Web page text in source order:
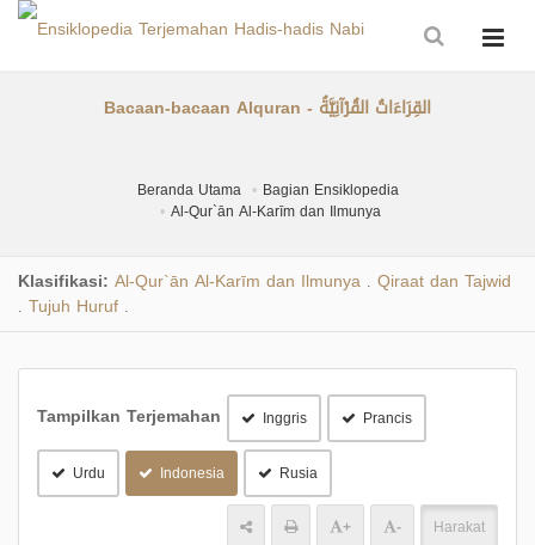
Bacaan-bacaan Alquran - القِرَاءَاتُ القُرْآنِيَّةُ
Beranda Utama
Bagian Ensiklopedia
Al-Qur`ān Al-Karīm dan Ilmunya
Klasifikasi: Al-Qur`ān Al-Karīm dan Ilmunya Qiraat dan Tajwid
Tujuh Huruf
Tampilkan Terjemahan Inggris Prancis
Urdu Indonesia Rusia
+ - Harakat